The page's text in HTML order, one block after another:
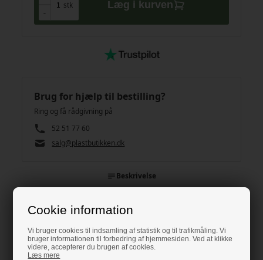
Cookie information
Vi bruger cookies til indsamling af statistik og til trafikmåling. Vi
bruger informationen til forbedring af hjemmesiden. Ved at klikke
videre, accepterer du brugen af cookies.
Læs mere
-
stk
-
Læg i kurven
Brug for hjælp til bestilling?
Ring og få rådgivning på
52 51 77 60
salg@plastbutikken.dk
Beskrivelse
Beskrivelse
Lamellerne fås i forskellige tykkelser og bredder,
Klemmebeslagene skal købes så de passer i målene med lameller.